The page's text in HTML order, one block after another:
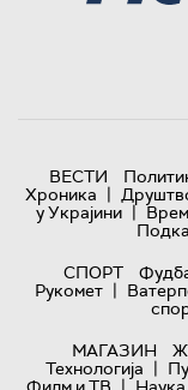
ВЕСТИ
Хроника |
у Украјини |
СПОРТ
Рукомет |
МАГАЗИН
Технологијa |